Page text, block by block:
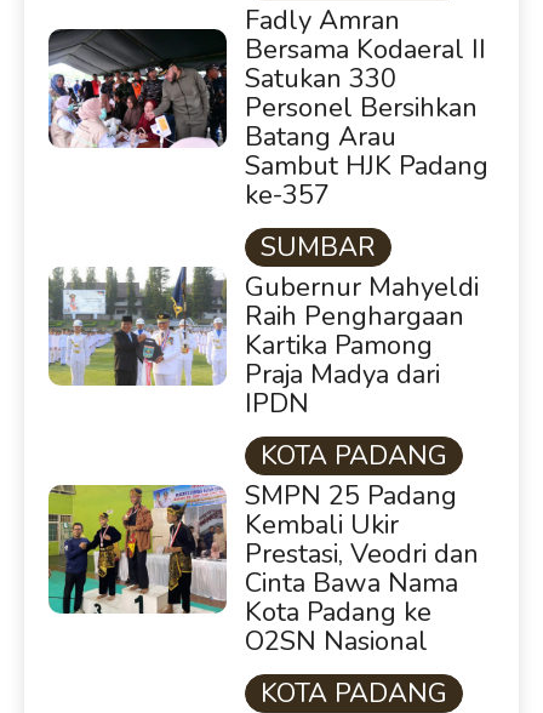
Fadly Amran
Bersama Kodaeral II
Satukan 330
Personel Bersihkan
Batang Arau
Sambut HJK Padang
ke-357
SUMBAR
Gubernur Mahyeldi
Raih Penghargaan
Kartika Pamong
Praja Madya dari
IPDN
KOTA PADANG
SMPN 25 Padang
Kembali Ukir
Prestasi, Veodri dan
Cinta Bawa Nama
Kota Padang ke
O2SN Nasional
KOTA PADANG